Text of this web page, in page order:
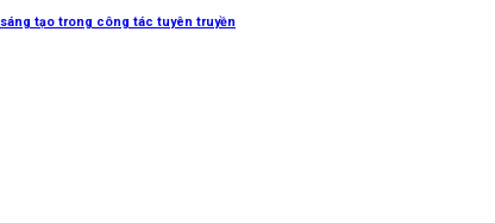
tạo trong công tác tuyên truyền